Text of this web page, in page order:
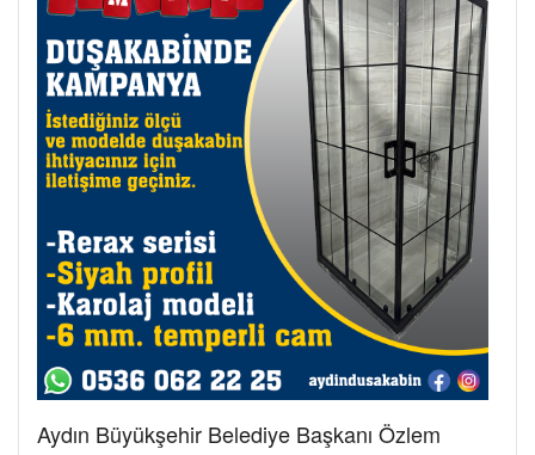
Aydın Büyükşehir Belediye Başkanı Özlem